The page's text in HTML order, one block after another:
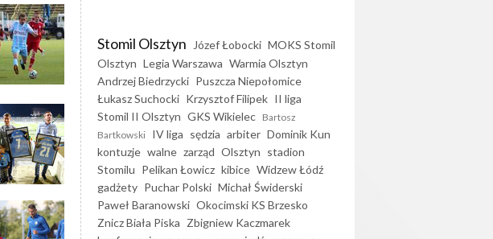
Stomil Olsztyn Józef Łobocki MOKS Stomil
Olsztyn Legia Warszawa Warmia Olsztyn
Andrzej Biedrzycki Puszcza Niepołomice
Łukasz Suchocki Krzysztof Filipek II liga
Stomil II Olsztyn GKS Wikielec Bartosz
Bartkowski IV liga sędzia arbiter Dominik Kun
kontuzje walne zarząd Olsztyn stadion
Stomilu Pelikan Łowicz kibice Widzew Łódź
gadżety Puchar Polski Michał Świderski
Paweł Baranowski Okocimski KS Brzesko
Znicz Biała Piska Zbigniew Kaczmarek